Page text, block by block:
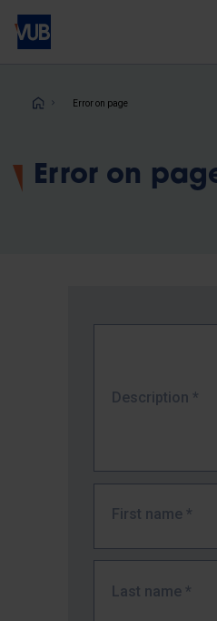
Skip
main
Error on page
Error on
Description *
First name *
Last name *